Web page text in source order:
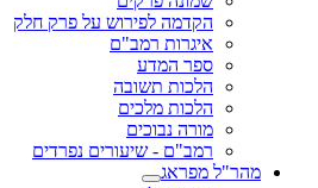
הקדמה לפירוש על פרק חלק
איגרות רמב"ם
ספר המדע
הלכות תשובה
הלכות מלכים
מורה נבוכים
רמב"ם - שיעורים נפרדים
מהר"ל מפראג